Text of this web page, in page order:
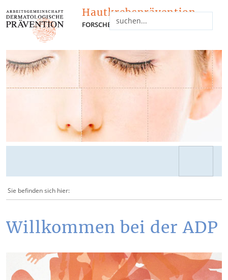
Hautkrebsprävention
FORSCHEN - INFORMIEREN - NETZWERKEN
Sie befinden sich hier:
Willkommen bei der ADP